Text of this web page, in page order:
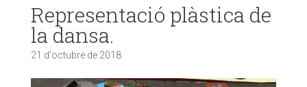
Representació plàstica de
la dansa.
21 d'octubre de 2018